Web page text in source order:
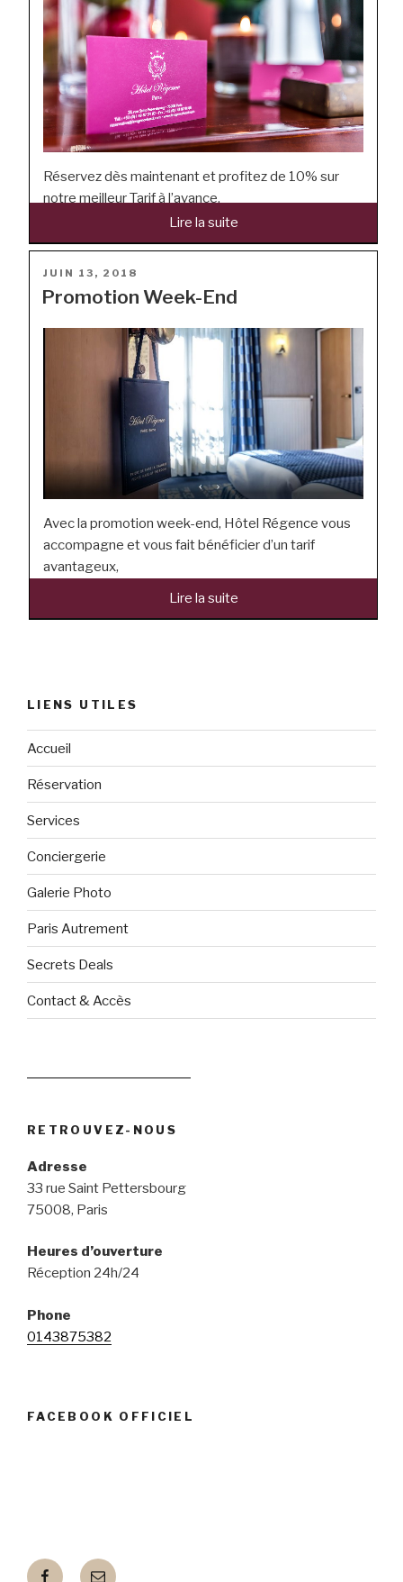
Réservez dès maintenant et profitez de 10% sur
notre meilleur Tarif à l’avance.
Lire la suite
POSTÉ
LE
JUIN 13, 2018
Promotion Week-End
Avec la promotion week-end, Hôtel Régence vous
accompagne et vous fait bénéficier d’un tarif
avantageux,
Lire la suite
LIENS UTILES
Accueil
Réservation
Services
Conciergerie
Galerie Photo
Paris Autrement
Secrets Deals
Contact & Accès
RETROUVEZ-NOUS
Adresse
33 rue Saint Pettersbourg
75008, Paris
Heures d’ouverture
Réception 24h/24
Phone
0143875382
FACEBOOK OFFICIEL
Facebook
E-